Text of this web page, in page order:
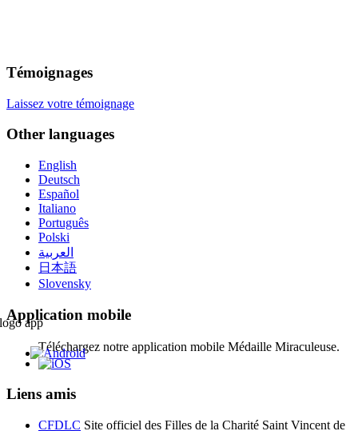
Témoignages
Laissez votre témoignage
Other languages
English
Deutsch
Español
Italiano
Português
Polski
العربية
日本語
Slovensky
Application mobile
Téléchargez notre application mobile Médaille Miraculeuse.
Liens amis
CFDLC Site officiel des Filles de la Charité Saint Vincent de